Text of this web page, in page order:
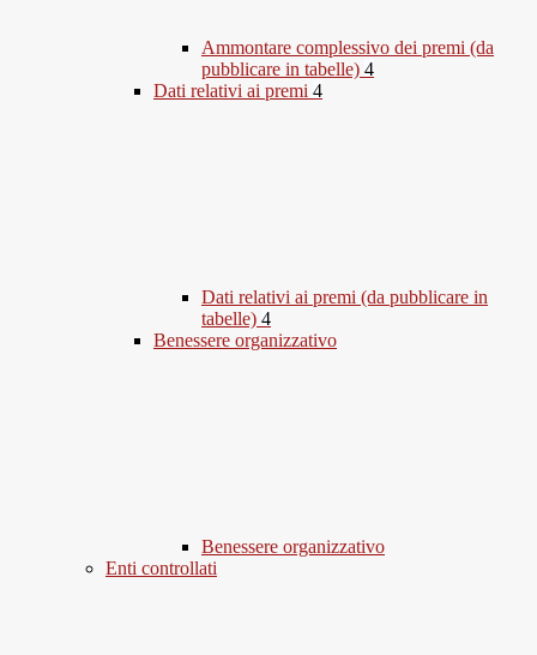
Ammontare complessivo dei premi (da
pubblicare in tabelle) 4
Dati relativi ai premi 4
Dati relativi ai premi (da pubblicare in
tabelle) 4
Benessere organizzativo
Benessere organizzativo
Enti controllati